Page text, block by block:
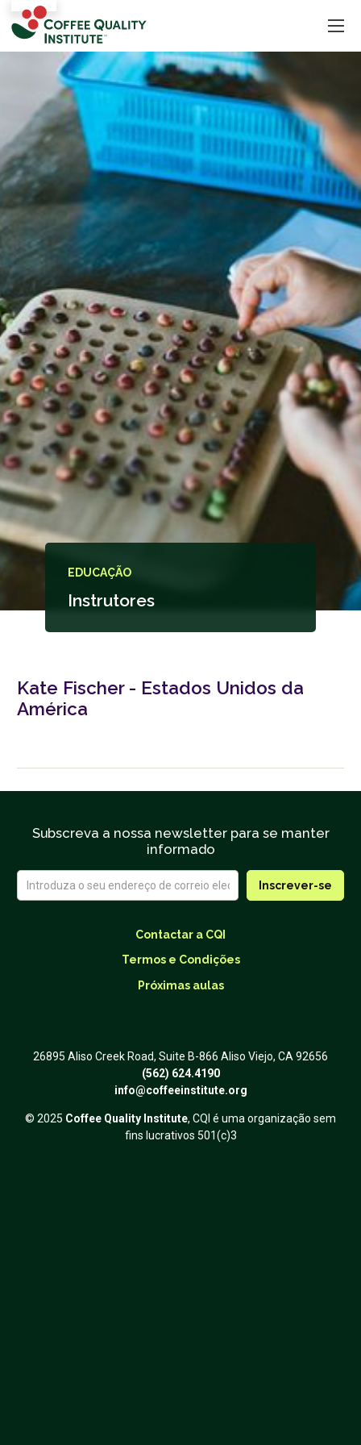
EDUCAÇÃO
Instrutores
Kate Fischer - Estados Unidos da
América
Subscreva a nossa newsletter para se manter
informado
Contactar a CQI
Termos e Condições
Próximas aulas
26895 Aliso Creek Road, Suite B-866 Aliso Viejo, CA 92656
(562) 624.4190
info@coffeeinstitute.org
© 2025 Coffee Quality Institute, CQI é uma organização sem
fins lucrativos 501(c)3